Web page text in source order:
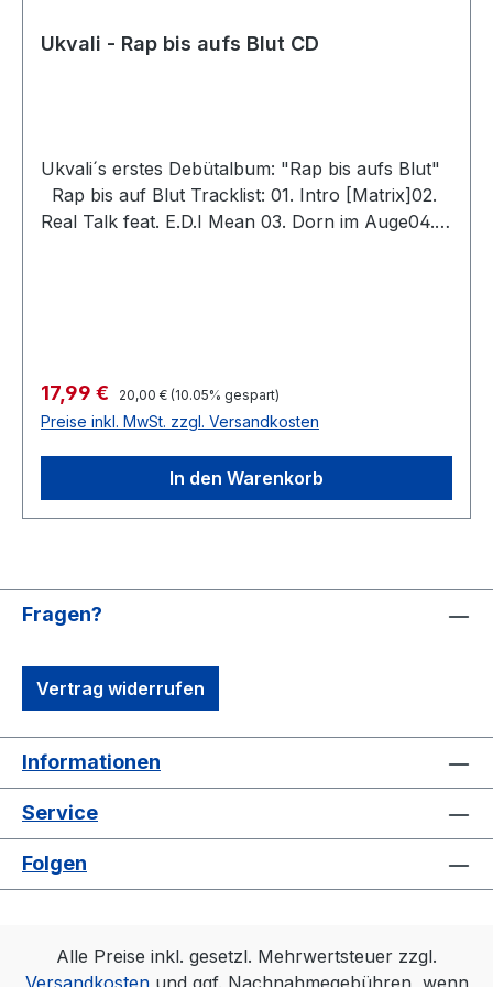
Ukvali - Rap bis aufs Blut CD
Ukvali´s erstes Debütalbum: "Rap bis aufs Blut"
Rap bis auf Blut Tracklist: 01. Intro [Matrix]02.
Real Talk feat. E.D.I Mean 03. Dorn im Auge04.
Me 13. Engel 14. Trau keinem Promi 15.
Schweigen der Lämmer feat. Oumen333 16.
Endzeit feat. Abyss 17. Killumination [RMX] 18.
Outro [Young Noble Skit] *PRODUZIERT
VON: ONE NATION RECORDZ, 3. STOCK
RECORD & BLOOD X [2018]
Verkaufspreis:
17,99 € Regulärer Preis:
20,00 € (10.05% gespart)
Preise inkl. MwSt. zzgl. Versandkosten
In den Warenkorb
Fragen?
Vertrag widerrufen
Informationen
Service
Folgen
Alle Preise inkl. gesetzl. Mehrwertsteuer zzgl.